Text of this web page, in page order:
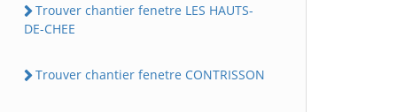
Trouver chantier fenetre LES HAUTS-
DE-CHEE
Trouver chantier fenetre CONTRISSON